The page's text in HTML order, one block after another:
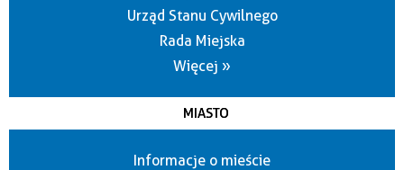
Urząd Stanu Cywilnego
Rada Miejska
Więcej »
MIASTO
Informacje o mieście